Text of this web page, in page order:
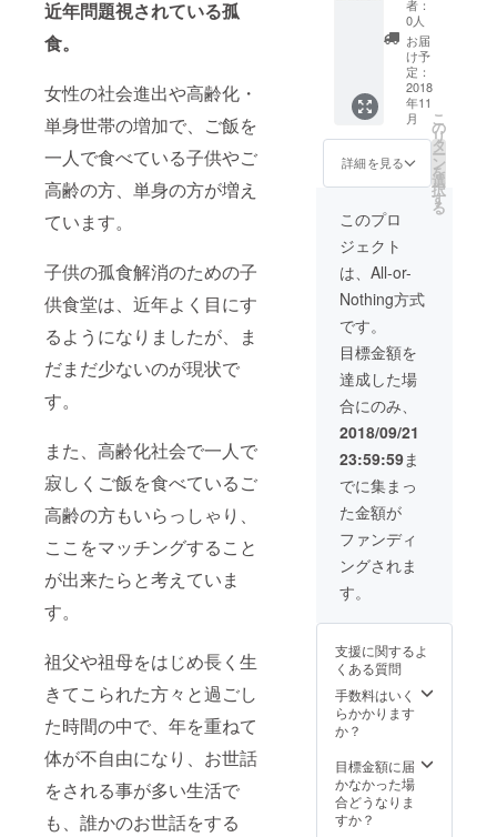
近年問題視されている孤
食。
女性の社会進出や高齢化・
単身世帯の増加で、ご飯を
一人で食べている子供やご
高齢の方、単身の方が増え
ています。
子供の孤食解消のための子
供食堂は、近年よく目にす
るようになりましたが、ま
だまだ少ないのが現状で
す。
また、高齢化社会で一人で
寂しくご飯を食べているご
高齢の方もいらっしゃり、
ここをマッチングすること
が出来たらと考えていま
す。
祖父や祖母をはじめ長く生
きてこられた方々と過ごし
た時間の中で、年を重ねて
体が不自由になり、お世話
をされる事が多い生活で
も、誰かのお世話をする
シュ
バック
のどち
らか一
点をお
届けし
ます。
・お好
きな方
をお選
びいた
だき
メッ
セージ
にてコ
メント
を下さ
エプロ
ン ②て
んちゃ
んス
テッ
カー を
お届け
いたし
ます。
11月以
降順次
発送予
定です
仕様変
る場合
がござ
いま
す。
頂けま
せん。)
・使用
開始日
から設
定され
ている
期間、1
日1食限
定で無
料でお
召し上
がり頂
けま
す。 ②
キャン
バス
かサ
コッ
シュ
バック
のどち
らか一
点をお
届けし
ます。
・お好
きな方
をお選
びいた
セージ
メント
を下さ
い。 ③
デニム
エプロ
んちゃ
んス
テッ
カー を
食無料
券コー
ス ×
個！！
ずっ
と お
弁当・
定食無
料券
・てん
と点で
お好き
なお弁
当・定
食にお
料券で
す。(お
惣菜単
品には
お使い
頂けま
せん。)
・使用
開始日
から設
定され
ている
期間、1
料でお
がり頂
けま
す。 ②
キャン
バス
バッグ
かサ
コッ
シュ
者：
0人
お届
け予
定：
2018
年11
月
詳細を見る
こ
の
リ
タ
ー
ン
を
選
択
す
る
このプロ
ジェクト
は、All-or-
Nothing方式
です。
目標金額を
達成した場
合にのみ、
2018/09/21
23:59:59ま
でに集まっ
た金額が
ファンディ
ングされま
す。
支援に関するよ
くある質問
手数料はいく
らかかります
か？
目標金額に届
かなかった場
合どうなりま
すか？